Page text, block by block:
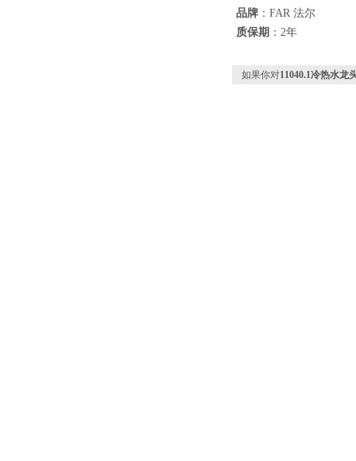
品牌 ：FAR 法尔
质保期 ：2年
如果你对11040.1冷热水龙